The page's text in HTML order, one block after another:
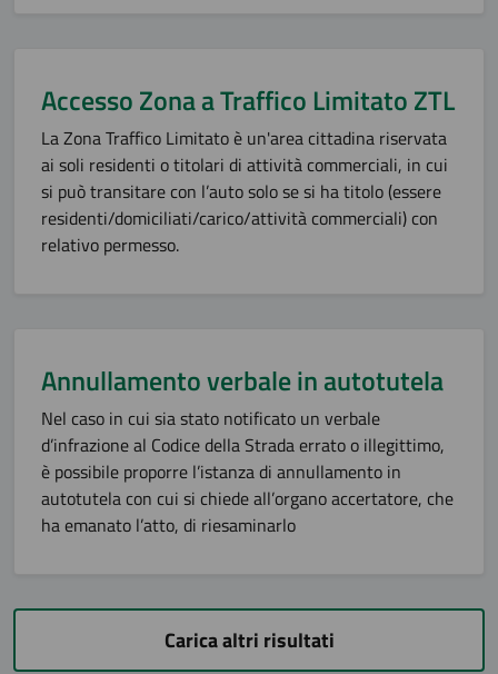
Accesso Zona a Traffico Limitato ZTL
La Zona Traffico Limitato è un'area cittadina riservata
ai soli residenti o titolari di attività commerciali, in cui
si può transitare con l’auto solo se si ha titolo (essere
residenti/domiciliati/carico/attività commerciali) con
relativo permesso.
Annullamento verbale in autotutela
Nel caso in cui sia stato notificato un verbale
d’infrazione al Codice della Strada errato o illegittimo,
è possibile proporre l’istanza di annullamento in
autotutela con cui si chiede all’organo accertatore, che
ha emanato l’atto, di riesaminarlo
Carica altri risultati